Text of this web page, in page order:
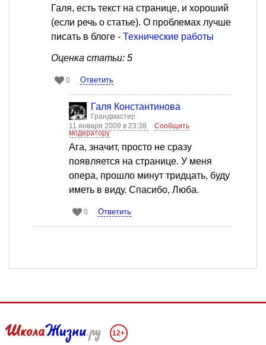
Галя, есть текст на странице, и хороший
(если речь о статье). О проблемах лучше
писать в блоге - Технические работы
Оценка статьи: 5
0 Ответить
Галя Константинова
Грандмастер
11 января 2009 в 23:38
Сообщить
модератору
Ага, значит, просто не сразу
появляется на странице. У меня
опера, прошло минут тридцать, буду
иметь в виду. Спасибо, Люба.
0 Ответить
12+